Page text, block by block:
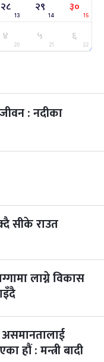
७ महिना बाँकी
७ महिना बाँकी
२८
13
२९
14
३०
15
४
20
५
21
६
22
: नदीका
सीके राउत
लाग्ने विकास
हौं : मन्त्री बादी